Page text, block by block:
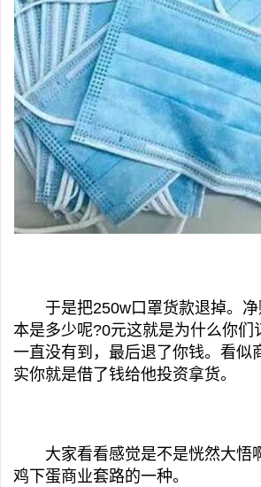
于是把250w口罩货款退掉。净
本是多少呢?0元这就是为什么你们
一直没有到，最后退了你钱。看似
实你就是借了钱给他投资拿货。
大家看看感觉是不是恍然大悟
鸡下蛋商业套路的一种。